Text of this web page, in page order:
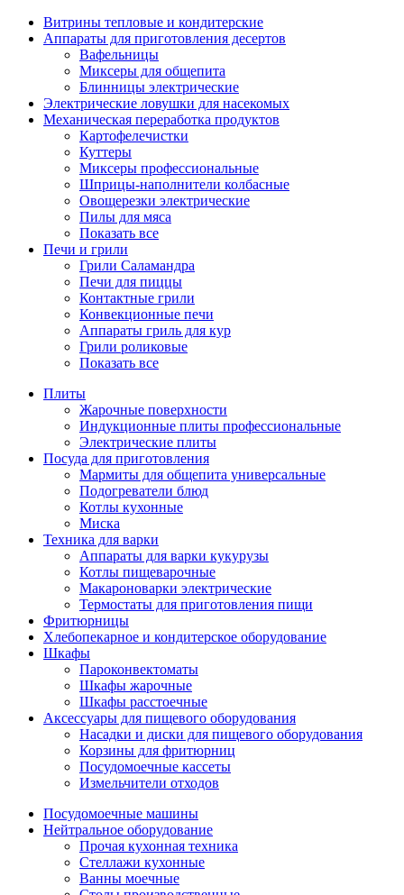
Витрины тепловые и кондитерские
Аппараты для приготовления десертов
Вафельницы
Миксеры для общепита
Блинницы электрические
Электрические ловушки для насекомых
Механическая переработка продуктов
Картофелечистки
Куттеры
Миксеры профессиональные
Шприцы-наполнители колбасные
Овощерезки электрические
Пилы для мяса
Показать все
Печи и грили
Грили Саламандра
Печи для пиццы
Контактные грили
Конвекционные печи
Аппараты гриль для кур
Грили роликовые
Показать все
Плиты
Жарочные поверхности
Индукционные плиты профессиональные
Электрические плиты
Посуда для приготовления
Мармиты для общепита универсальные
Подогреватели блюд
Котлы кухонные
Миска
Техника для варки
Аппараты для варки кукурузы
Котлы пищеварочные
Макароноварки электрические
Термостаты для приготовления пищи
Фритюрницы
Хлебопекарное и кондитерское оборудование
Шкафы
Пароконвектоматы
Шкафы жарочные
Шкафы расстоечные
Аксессуары для пищевого оборудования
Насадки и диски для пищевого оборудования
Корзины для фритюрниц
Посудомоечные кассеты
Измельчители отходов
Посудомоечные машины
Нейтральное оборудование
Прочая кухонная техника
Стеллажи кухонные
Ванны моечные